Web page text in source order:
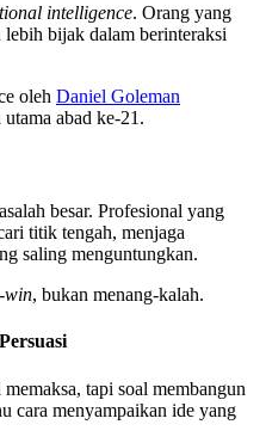
intelligence. Orang yang
bijak dalam berinteraksi
oleh Daniel Goleman
abad ke-21.
besar. Profesional yang
titik tengah, menjaga
saling menguntungkan.
win, bukan menang-kalah.
tapi soal membangun
cara menyampaikan ide yang